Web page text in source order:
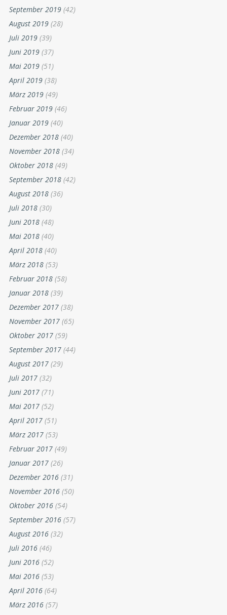
September 2019 (42)
August 2019 (28)
Juli 2019 (39)
Juni 2019 (37)
Mai 2019 (51)
April 2019 (38)
März 2019 (49)
Februar 2019 (46)
Januar 2019 (40)
Dezember 2018 (40)
November 2018 (34)
Oktober 2018 (49)
September 2018 (42)
August 2018 (36)
Juli 2018 (30)
Juni 2018 (48)
Mai 2018 (40)
April 2018 (40)
März 2018 (53)
Februar 2018 (58)
Januar 2018 (39)
Dezember 2017 (38)
November 2017 (65)
Oktober 2017 (59)
September 2017 (44)
August 2017 (29)
Juli 2017 (32)
Juni 2017 (71)
Mai 2017 (52)
April 2017 (51)
März 2017 (53)
Februar 2017 (49)
Januar 2017 (26)
Dezember 2016 (31)
November 2016 (50)
Oktober 2016 (54)
September 2016 (57)
August 2016 (32)
Juli 2016 (46)
Juni 2016 (52)
Mai 2016 (53)
April 2016 (64)
März 2016 (57)